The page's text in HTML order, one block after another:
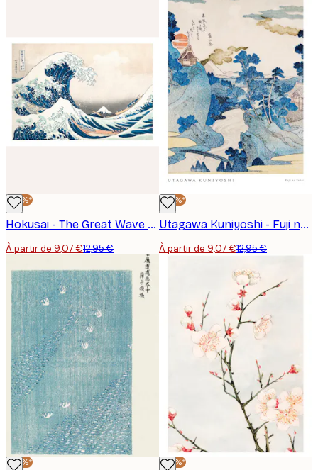
-30%*
Hokusai - The Great Wave Landscape Poster
À partir de 9,07 €12,95 €
-30%*
Utagawa Kuniyoshi - Fuji no Yukei Poster
À partir de 9,07 €12,95 €
-30%* -30%*